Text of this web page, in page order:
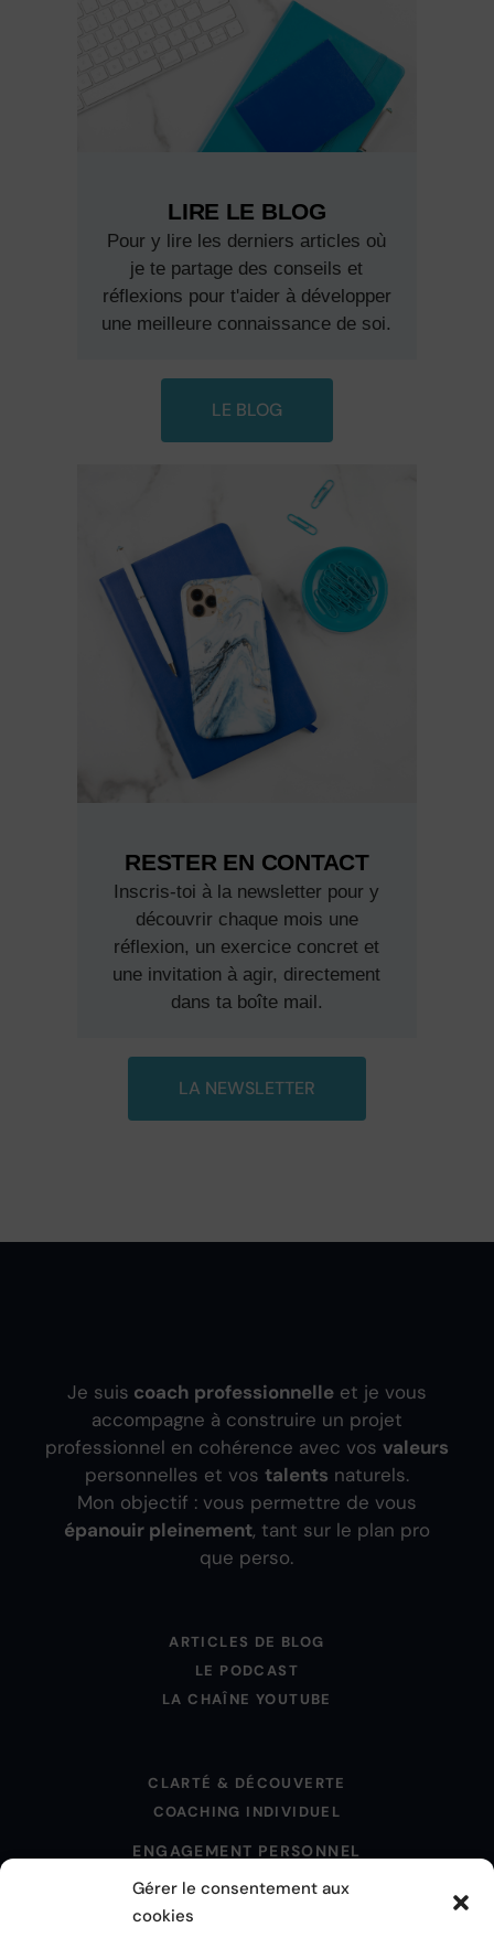
Gérer le consentement aux
cookies
LIRE LE BLOG
Pour y lire les derniers articles où
je te partage des conseils et
réflexions pour t'aider à développer
une meilleure connaissance de soi.
LE BLOG
RESTER EN CONTACT
Inscris-toi à la newsletter pour y
découvrir chaque mois une
réflexion, un exercice concret et
une invitation à agir, directement
dans ta boîte mail.
LA NEWSLETTER
Je suis coach professionnelleet je vous
accompagne à construire un projet
professionnel en cohérence avec vos valeurs
personnelles et vos talents naturels.
Mon objectif : vous permettre de vous
épanouir pleinement, tant sur le plan pro
que perso.
ARTICLES DE BLOG
LE PODCAST
LA CHAÎNE YOUTUBE
CLARTÉ & DÉCOUVERTE
COACHING INDIVIDUEL
ENGAGEMENT PERSONNEL